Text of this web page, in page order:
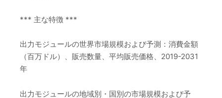
*** 主な特徴 ***
出力モジュールの世界市場規模および予測：消費金額
（百万ドル）、販売数量、平均販売価格、2019-2031
年
出力モジュールの地域別・国別の市場規模および予